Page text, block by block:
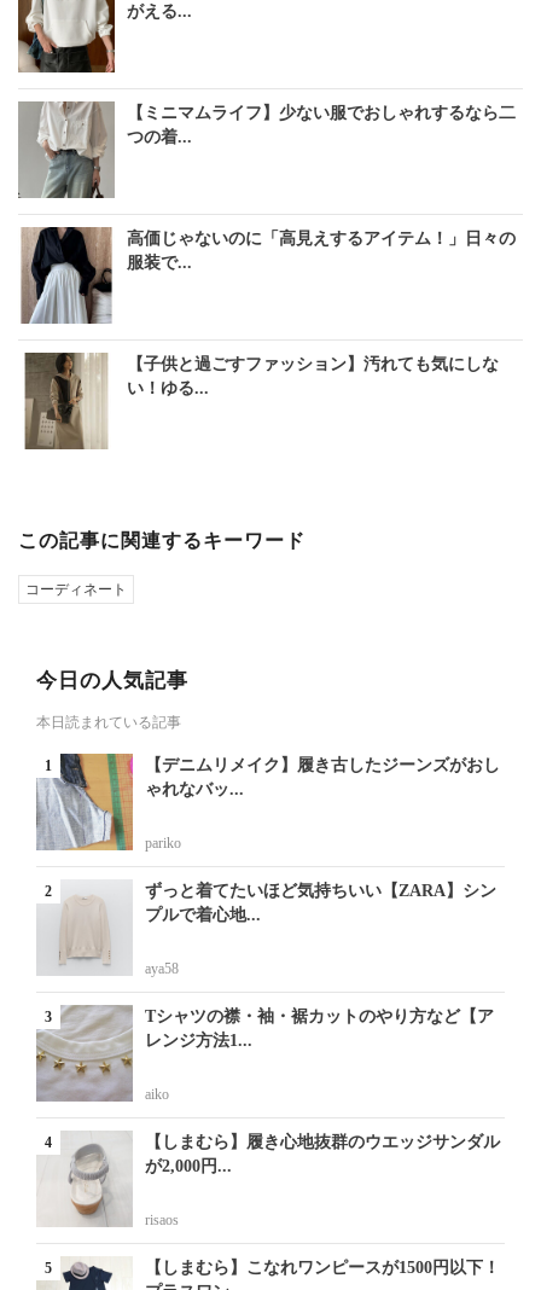
がえる...
【ミニマムライフ】少ない服でおしゃれするなら二
つの着...
高価じゃないのに「高見えするアイテム！」日々の
服装で...
【子供と過ごすファッション】汚れても気にしな
い！ゆる...
この記事に関連するキーワード
コーディネート
今日の人気記事
本日読まれている記事
【デニムリメイク】履き古したジーンズがおし
ゃれなバッ...
pariko
ずっと着てたいほど気持ちいい【ZARA】シン
プルで着心地...
aya58
Tシャツの襟・袖・裾カットのやり方など【ア
レンジ方法1...
aiko
【しまむら】履き心地抜群のウエッジサンダル
が2,000円...
risaos
【しまむら】こなれワンピースが1500円以下！